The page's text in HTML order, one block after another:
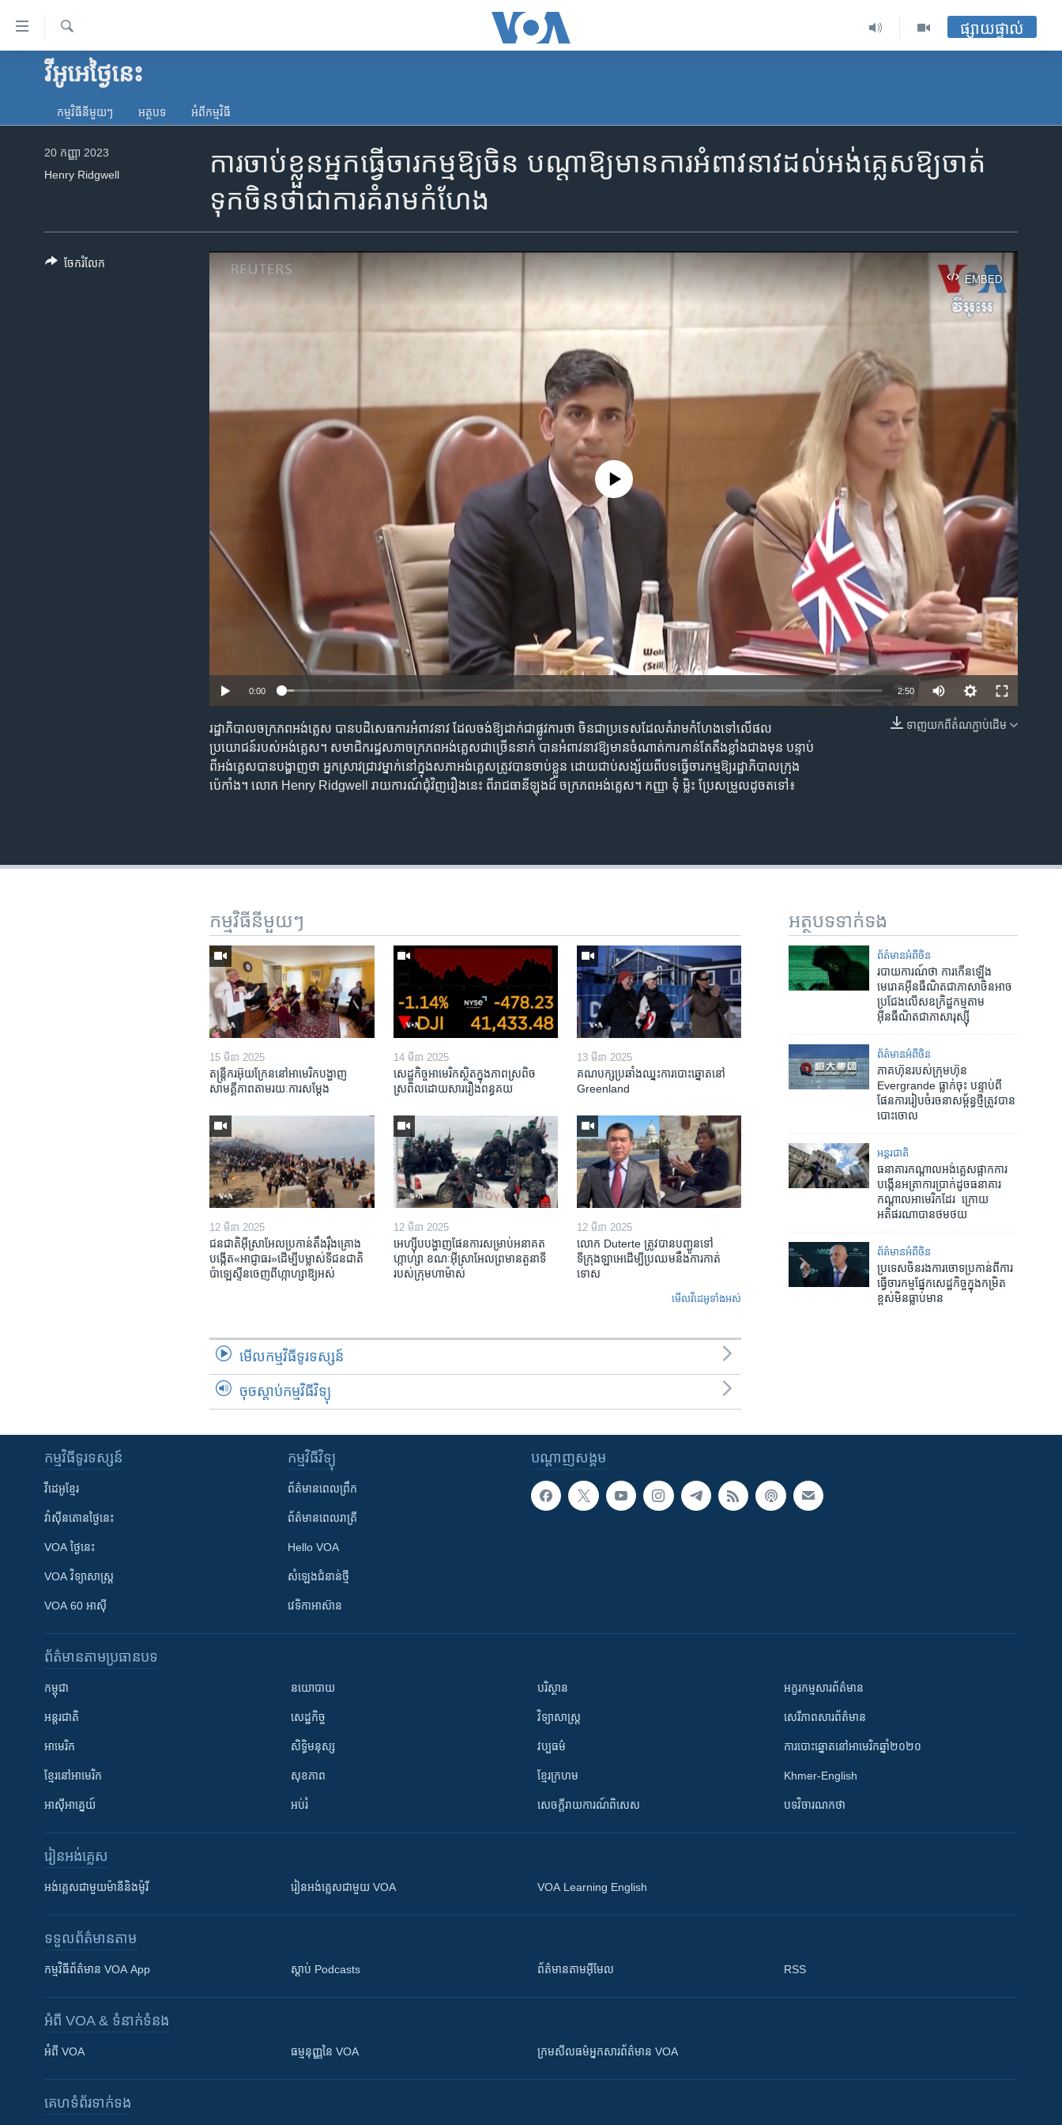
ទៅ​
គេហទំព័រ​
ទាក់ទង
និង​អាមេរិក
ទូរទស្សន៍ / វីដេអូ​
ស្វែង​
រក
ផ្សាយផ្ទាល់
វីអូអេថ្ងៃនេះ
កម្មវិធី​នីមួយៗ អត្ថបទ​ អំពី​កម្មវិធី​
ការ​ចាប់ខ្លួន​អ្នក​ធ្វើ​ចារកម្ម​​ឱ្យ​ចិន​ បណ្តា​ឱ្យ​មាន​ការ​​អំពាវនាវ​ដល់​អង់គ្លេស​ឱ្យ​​ចាត់​
ទុក​ចិន​ថា​ជា​​ការ​គំរាមកំហែង
20 កញ្ញា 2023
Henry Ridgwell
EMBED
EMBED
No media source currently available
0:00 2:50
ទាញ​យក​ពី​តំណភ្ជាប់​ដើម
រដ្ឋាភិបាល​ចក្រភព​អង់គ្លេស​ បាន​​បដិសេធ​ការ​អំពាវនាវ​ ដែល​​ចង់​ឱ្យ​ដាក់​ជា​ផ្លូវការ​ថា ចិន​ជា​ប្រទេស​ដែល​​គំរាមកំហែង​​​ទៅ​លើ​ផល​
ប្រយោជន៍​របស់​អង់គ្លេស។ សមាជិក​រដ្ឋសភា​ចក្រភព​អង់គ្លេស​ជា​ច្រើន​នាក់​ បាន​អំពាវនាវ​​ឱ្យ​មាន​​ចំណាត់​ការ​កាន់​តែ​តឹង​​ខ្លាំង​ជាង​មុន​ បន្ទាប់​
ពី​អង់គ្លេស​បាន​បង្ហាញ​ថា​ ​អ្នក​ស្រាវជ្រាវ​ម្នាក់​​នៅ​ក្នុង​សភា​អង់គ្លេស​ត្រូវ​បាន​ចាប់​ខ្លួន​ ដោយ​ជាប់​សង្ស័យ​ពី​បទ​​ធ្វើ​ចារកម្ម​ឱ្យ​រដ្ឋាភិបាល​​ក្រុង​
ប៉េកាំង។​ លោក Henry Ridgwell រាយការណ៍​ជុំវិញ​រឿង​នេះ​ ពី​រាជធានី​ឡុងដ៍ ចក្រភព​អង់គ្លេស។​ ​កញ្ញា​ ទុំ​ ម្លិះ ប្រែ​សម្រួល​ដូច​តទៅ៖
ចែករំលែក
អត្ថបទ​ទាក់ទង
ព័ត៌មានអំពី​ចិន
របាយការណ៍​ថា ការ​កើន​ឡើង​
មេរោគ​អ៊ីនធឺណិត​ជា​ភាសា​ចិន​អាច​
ប្រជែង​លើស​​ឧក្រិដ្ឋកម្ម​តាម​
អ៊ីនធឺណិត​ជា​ភាសា​រុស្ស៊ី
ព័ត៌មានអំពី​ចិន
ភាគហ៊ុន​របស់​ក្រុមហ៊ុន
Evergrande ធ្លាក់ចុះ បន្ទាប់ពី​
ផែនការ​រៀបចំ​រចនា​សម្ព័ន្ធ​ថ្មី​ត្រូវ​បាន​
បោះចោល
អន្តរជាតិ
ធនាគារ​​កណ្តាល​អង់គ្លេស​​ផ្អាក​​ការ​
បង្កើន​អត្រា​ការ​ប្រាក់​​​ដូច​ធនាគារ​​
កណ្តាល​​​អាមេរិក​ដែរ ​ ​ក្រោយ​
អតិផរណា​បាន​ថមថយ
ព័ត៌មានអំពី​ចិន
ប្រទេស​ចិន​រង​ការចោទ​ប្រកាន់​ពី​ការ
ធ្វើ​ចារកម្ម​ផ្នែក​សេដ្ឋកិច្ច​ក្នុង​កម្រិត​
ខ្ពស់​មិន​ធ្លាប់​មាន
កម្មវិធី​នីមួយៗ
15 មីនា 2025
តន្ត្រីករ​អ៊ុយក្រែន​នៅ​អាមេរិក​បង្ហាញ​
សាមគ្គីភាព​តាម​រយៈ​ការសម្តែង
14 មីនា 2025
សេដ្ឋកិច្ច​អាមេរិក​ស្ថិត​ក្នុង​ភាពស្រពិច
ស្រពិល​ដោយសារ​រឿង​ពន្ធគយ
13 មីនា 2025
គណបក្ស​ប្រឆាំង​ឈ្នះ​ការបោះឆ្នោត​នៅ
Greenland
12 មីនា 2025
ជនជាតិ​អ៊ីស្រាអែល​ប្រកាន់​តឹងរ៉ឹង​គ្រោង​
បង្កើត​«អាជ្ញាធរ‍»​ដើម្បី​បម្លាស់​ទី​ជនជាតិ​
ប៉ាឡេស្ទីន​ចេញពី​ហ្កាហ្សា​ឱ្យ​អស់
12 មីនា 2025
អេហ្ស៊ីប​បង្ហាញ​ផែនការ​សម្រាប់​អនាគត​
ហ្កាហ្សា ខណៈ​អ៊ីស្រាអែល​ព្រមាន​តួនាទី​
របស់​ក្រុម​ហាម៉ាស់
12 មីនា 2025
លោក Duterte ត្រូវ​បាន​បញ្ជូនទៅ
ទីក្រុងឡាអេ​ដើម្បី​ប្រឈម​នឹង​ការកាត់
ទោស
មើល​វីដេអូ​ទាំង​អស់
មើល​កម្មវិធី​ទូរទស្សន៍
ចុចស្តាប់កម្មវិធីវិទ្យុ
បណ្តាញ​សង្គម
កម្មវិធី​ទូរទស្សន៍
វីដេអូ​ខ្មែរ
វ៉ាស៊ីនតោន​ថ្ងៃ​នេះ
VOA ថ្ងៃនេះ
VOA ​វិទ្យាសាស្ត្រ
VOA 60 អាស៊ី
កម្មវិធី​វិទ្យុ
ព័ត៌មាន​ពេល​ព្រឹក
ព័ត៌មាន​​ពេល​រាត្រី
Hello VOA
សំឡេង​ជំនាន់​ថ្មី
វេទិកា​អាស៊ាន
ព័ត៌មាន​តាមប្រធានបទ​
កម្ពុជា
អន្តរជាតិ
អាមេរិក
ខ្មែរ​នៅអាមេរិក
អាស៊ីអាគ្នេយ៍
នយោបាយ
សេដ្ឋកិច្ច
សិទ្ធិមនុស្ស
សុខភាព
អប់រំ
បរិស្ថាន
វិទ្យាសាស្រ្ត
វប្បធម៌
ខ្មែរក្រហម
សេចក្តីរាយការណ៍ពិសេស
អក្ខរកម្មសារព័ត៌មាន
សេរីភាពសារព័ត៌មាន
ការបោះឆ្នោតនៅអាមេរិកឆ្នាំ២០២០
Khmer-English
បទវិចារណកថា
រៀន​​អង់គ្លេស
អង់គ្លេស​ជាមួយ​ម៉ានី​និង​ម៉ូរី រៀន​​​​​​អង់គ្លេស​​ជាមួយ VOA VOA Learning English
ទទួល​ព័ត៌មាន​តាម
កម្មវិធី​ព័ត៌មាន VOA App ស្តាប់ Podcasts ព័ត៌មាន​តាម​អ៊ីមែល RSS
អំពី​ VOA & ទំនាក់ទំនង
អំពី​ VOA ធម្មនុញ្ញ​នៃ VOA ក្រម​​​សីលធម៌​​​អ្នក​​​សារព័ត៌មាន VOA
គេហទំព័រ​​ទាក់ទង